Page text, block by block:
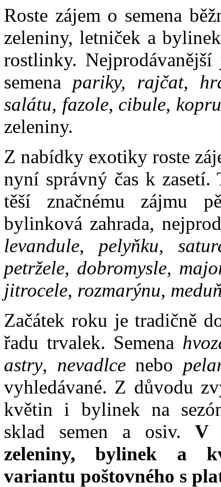
Roste zájem o semena
zeleniny, letniček a
rostlinky.
semena pariky, rajčat,
salátu, fazole, cibule,
zeleniny.
Z nabídky exotiky roste
nyní správný čas k zasetí.
těší značnému zájmu
bylinková zahrada,
levandule, pelyňku,
petržele, dobromysle,
jitrocele, rozmarýnu,
Začátek roku je tradičně
řadu trvalek. Semena
astry, nevadlcenebo
vyhledávané. Z důvodu
květin i bylinek na
sklad semen a osiv. V
zeleniny, bylinek a
variantu poštovného s